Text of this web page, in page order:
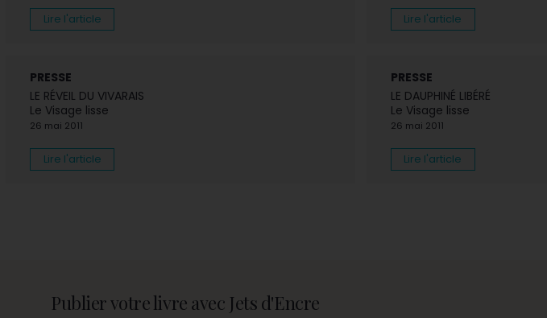
Lire l'article Lire l'article
PRESSE
LE RÉVEIL DU VIVARAIS
Le Visage lisse
26 mai 2011
Lire l'article
PRESSE
LE DAUPHINÉ LIBÉRÉ
Le Visage lisse
26 mai 2011
Lire l'article
Publier votre livre avec Jets d'Encre